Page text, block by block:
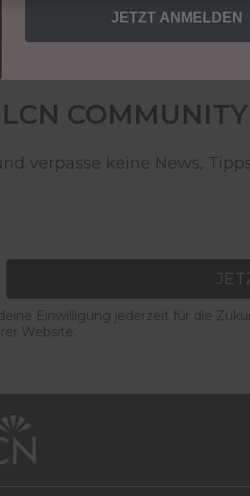
verpasse keine News,
Einwilligung jederzeit für die
Website.
JETZT ANMELDEN